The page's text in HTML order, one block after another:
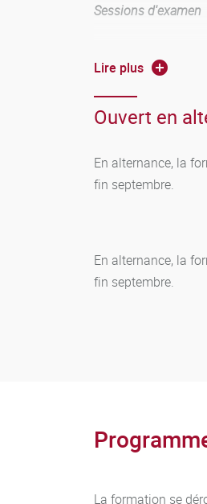
Sessions d'examen
des résultats.
Lire plus
Ouvert en
En alternance, la
fin septembre.
En alternance, la
fin septembre.
La formation se